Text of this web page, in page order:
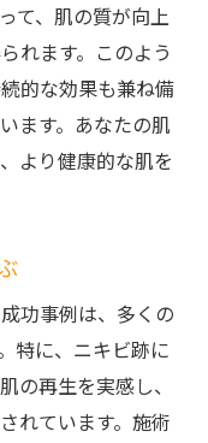
て、肌の質が向上
れます。このよう
的な効果も兼ね備
ます。あなたの肌
より健康的な肌を
功事例は、多くの
特に、ニキビ跡に
の再生を実感し、
れています。施術